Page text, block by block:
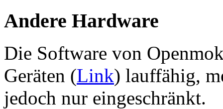
Andere Hardware
Die Software von
Geräten (Link) lauffähig,
jedoch nur eingeschränkt.